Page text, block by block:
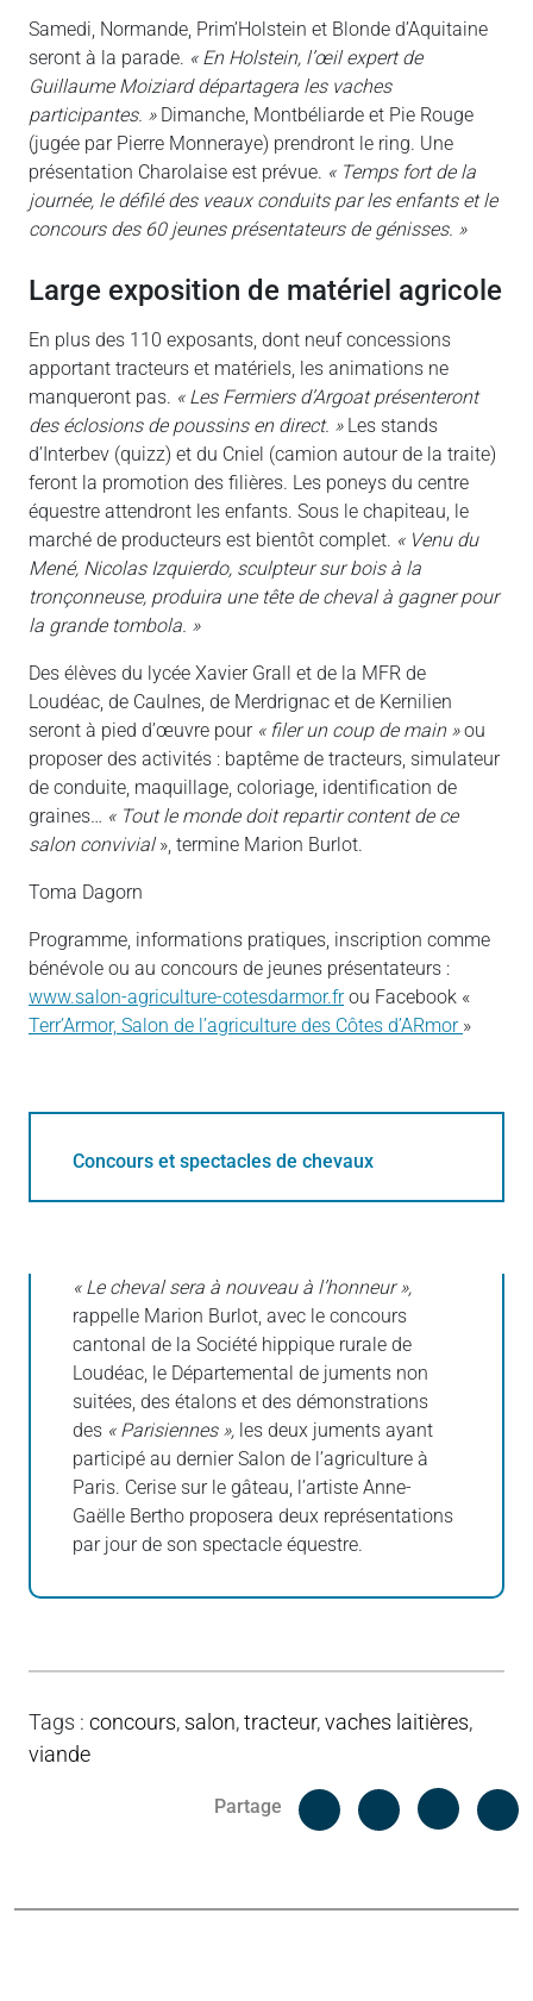
Samedi, Normande, Prim’Holstein et Blonde d’Aquitaine
seront à la parade. « En Holstein, l’œil expert de
Guillaume Moiziard départagera les vaches
participantes. »Dimanche, Montbéliarde et Pie Rouge
(jugée par Pierre Monneraye) prendront le ring. Une
présentation Charolaise est prévue. « Temps fort de la
journée, le défilé des veaux conduits par les enfants et le
concours des 60 jeunes présentateurs de génisses. »
large exposition de matériel agricole
En plus des 110 exposants, dont neuf concessions
apportant tracteurs et matériels, les animations ne
manqueront pas. « Les Fermiers d’Argoat présenteront
des éclosions de poussins en direct. »Les stands
d’Interbev (quizz) et du Cniel (camion autour de la traite)
feront la promotion des filières. Les poneys du centre
équestre attendront les enfants. Sous le chapiteau, le
marché de producteurs est bientôt complet. « Venu du
Mené, Nicolas Izquierdo, sculpteur sur bois à la
tronçonneuse, produira une tête de cheval à gagner pour
la grande tombola. »
Des élèves du lycée Xavier Grall et de la MFR de
Loudéac, de Caulnes, de Merdrignac et de Kernilien
seront à pied d’œuvre pour « filer un coup de main »ou
proposer des activités : baptême de tracteurs, simulateur
de conduite, maquillage, coloriage, identification de
graines… « Tout le monde doit repartir content de ce
salon convivial», termine Marion Burlot.
Toma Dagorn
Programme, informations pratiques, inscription comme
bénévole ou au concours de jeunes présentateurs :
www.salon-agriculture-cotesdarmor.frou Facebook «
Terr’Armor, Salon de l’agriculture des Côtes d’ARmor »
Concours et spectacles de chevaux
« Le cheval sera à nouveau à l’honneur »,
rappelle Marion Burlot, avec le concours
cantonal de la Société hippique rurale de
Loudéac, le Départemental de juments non
suitées, des étalons et des démonstrations
des « Parisiennes », les deux juments ayant
participé au dernier Salon de l’agriculture à
Paris. Cerise sur le gâteau, l’artiste Anne-
Gaëlle Bertho proposera deux représentations
par jour de son spectacle équestre.
Tags : concours, salon,tracteur,vaches laitières,
viande
Partage
Facebook